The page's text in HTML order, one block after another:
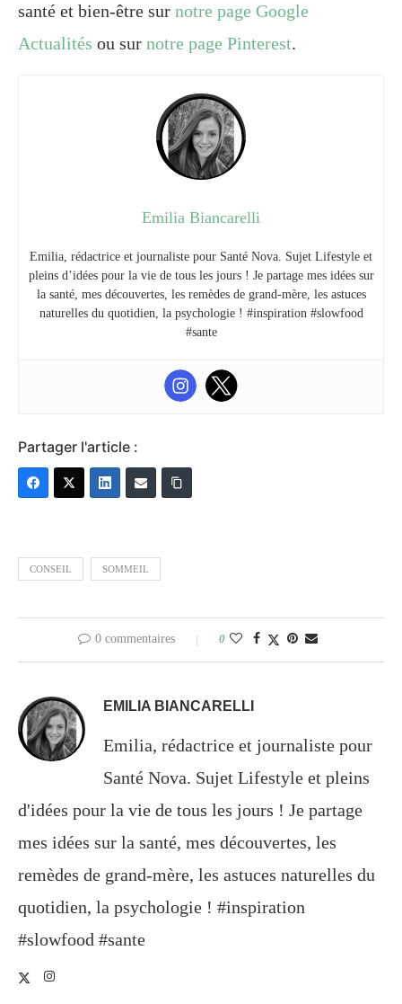
santé et bien-être sur notre page Google
Actualités ou sur notre page Pinterest.
Emilia Biancarelli
Emilia, rédactrice et journaliste pour Santé Nova. Sujet Lifestyle et
pleins d’idées pour la vie de tous les jours ! Je partage mes idées sur
la santé, mes découvertes, les remèdes de grand-mère, les astuces
naturelles du quotidien, la psychologie ! #inspiration #slowfood
#sante
Partager l'article :
CONSEIL SOMMEIL
0 commentaires 0
EMILIA BIANCARELLI
Emilia, rédactrice et journaliste pour
Santé Nova. Sujet Lifestyle et pleins
d'idées pour la vie de tous les jours ! Je partage
mes idées sur la santé, mes découvertes, les
remèdes de grand-mère, les astuces naturelles du
quotidien, la psychologie ! #inspiration
#slowfood #sante